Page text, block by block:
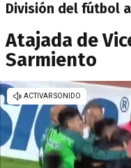
División del fútbol
Atajada de
Sarmiento